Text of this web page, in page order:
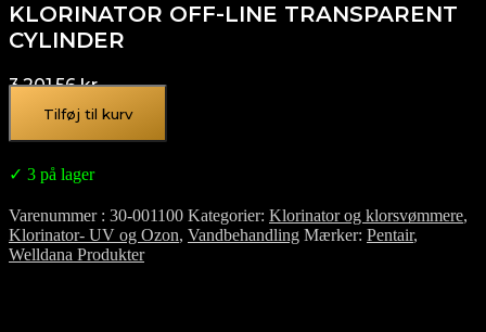
KLORINATOR OFF-LINE TRANSPARENT
CYLINDER
3.201,56kr.
Tilføj til kurv
✓ 3 på lager
Varenummer 30-001100 Kategorier Klorinator og klorsvømmere,
Klorinator- UV og Ozon, Vandbehandling Mærker Pentair,
Welldana Produkter